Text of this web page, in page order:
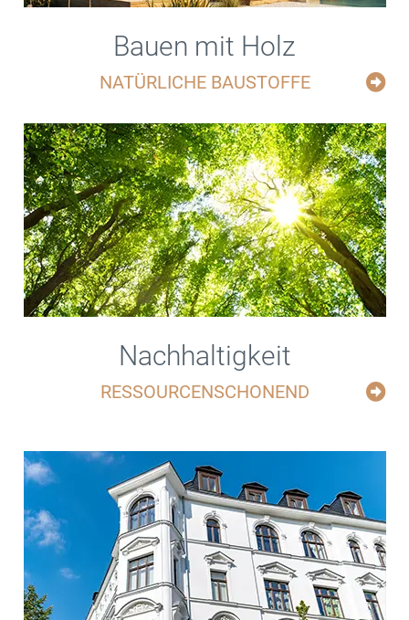
Bauen mit Holz
NATÜRLICHE BAUSTOFFE
Nachhaltigkeit
RESSOURCENSCHONEND